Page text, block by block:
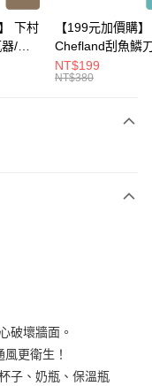
自動跳轉到大哥付的交易
未通過，訂單將自動取
付你分期系統評分，恕無
每月結算日後寄送繳費提
台灣大直營門市／銀行轉
簡稱本公司）所提供，讓
由商店將買賣／分期付款
繳交帳款。
下村
/開
理道
【199元加價購】
Chefland刮魚鱗
魚鱗器/廚房用品/
道具/任二件8折
NT$199
NT$380
破壞牆面。
更衛生！
子、奶瓶、保溫瓶